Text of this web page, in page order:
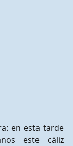
en esta tarde
este cáliz